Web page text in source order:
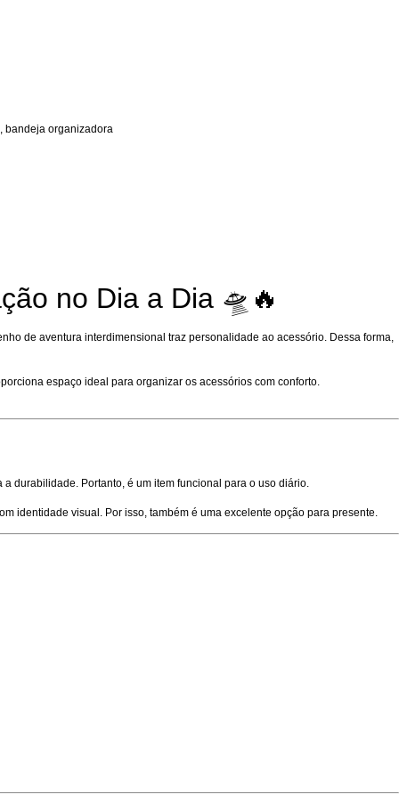
, bandeja organizadora
no Dia a Dia 🛸🔥
de aventura interdimensional traz personalidade ao acessório. Dessa forma,
espaço ideal para organizar os acessórios com conforto.
durabilidade. Portanto, é um item funcional para o uso diário.
identidade visual. Por isso, também é uma excelente opção para presente.